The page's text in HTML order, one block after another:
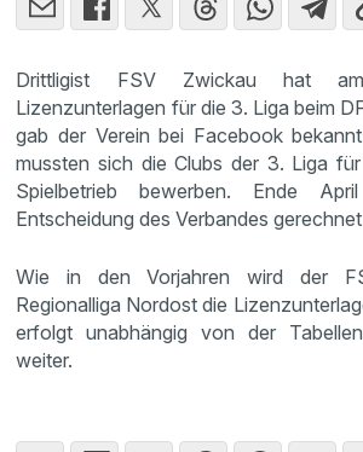
Drittligist FSV Zwickau hat
Lizenzunterlagen für die 3. Liga beim
gab der Verein bei Facebook
mussten sich die Clubs der 3. Liga
Spielbetrieb bewerben. Ende
Entscheidung des Verbandes
Wie in den Vorjahren wird der
Regionalliga Nordost die
erfolgt unabhängig von der
weiter.